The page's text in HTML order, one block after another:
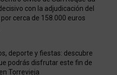
con la adjudicación del
cerca de 158.000 euros
deporte y fiestas: descubre
podrás disfrutar este fin de
Torrevieja